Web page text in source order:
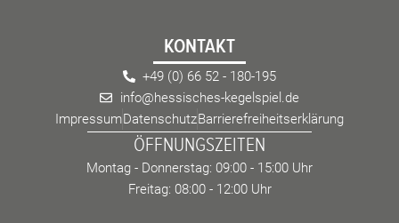
KONTAKT
+49 (0) 66 52 - 180-195
info@hessisches-kegelspiel.de
ImpressumDatenschutzBarrierefreiheitserklärung
ÖFFNUNGSZEITEN
Montag - Donnerstag: 09:00 - 15:00 Uhr
Freitag: 08:00 - 12:00 Uhr